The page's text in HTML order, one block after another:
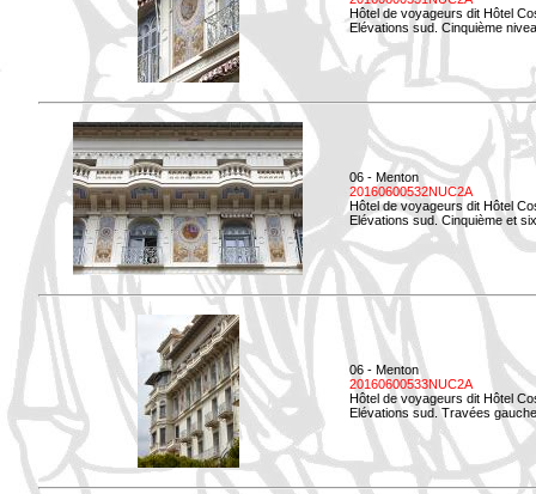
Hôtel de voyageurs dit Hôtel
Elévations sud. Cinquième
06 - Menton
20160600532NUC2A
Hôtel de voyageurs dit Hôtel
Elévations sud. Cinquième et
06 - Menton
20160600533NUC2A
Hôtel de voyageurs dit Hôtel
Elévations sud. Travées